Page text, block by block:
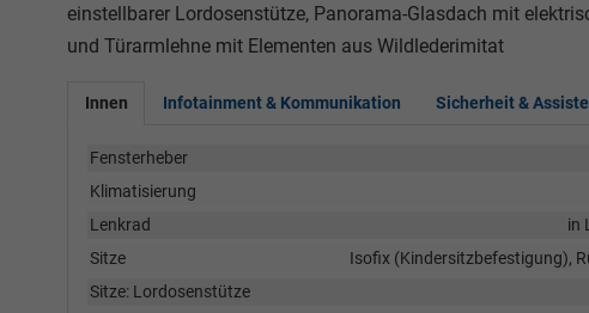
einstellbarer Lordosenstütze, Panorama-Glasdach mit
und Türarmlehne mit Elementen aus Wildlederimitat
Innen Infotainment & Kommunikation Sicherheit &
Fensterheber
Klimatisierung
Lenkrad
in
Sitze
Isofix (Kindersitzbefestigung),
Sitze: Lordosenstütze